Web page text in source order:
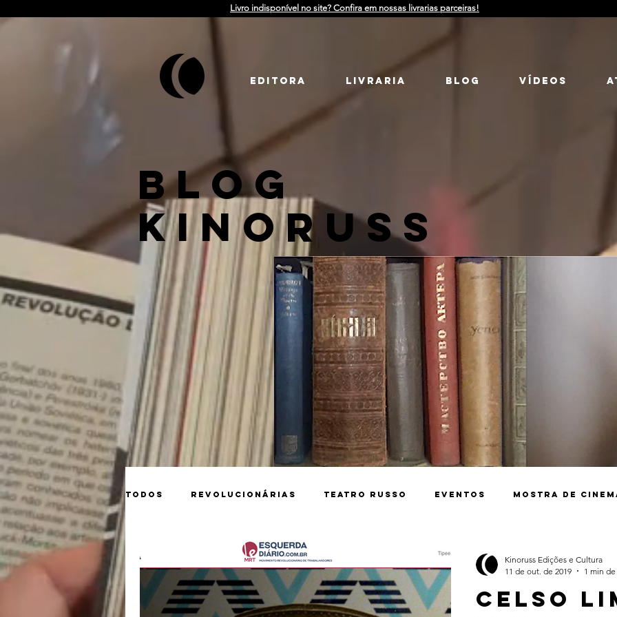
Livro indisponível no site? Confira em nossas livrarias parceiras!
EDITORA LIVRARIA Blog Vídeos
BLOG
KINORUSS
Todos Revolucionárias Teatro Russo Eventos Mostra de
Tarkóvski Catarse
Guerra na Ucrânia Street Art Catarse Debate Guerra
Celso
Kinoruss Edições e Cultura
11 de out. de 2019
1 min